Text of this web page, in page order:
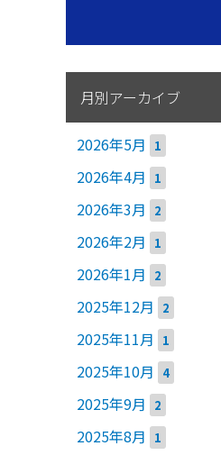
月別アーカイブ
2026年5月 1
2026年4月 1
2026年3月 2
2026年2月 1
2026年1月 2
2025年12月 2
2025年11月 1
2025年10月 4
2025年9月 2
2025年8月 1